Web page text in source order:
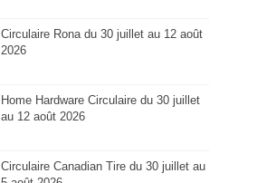
Circulaire Rona du 30 juillet au 12 août
2026
Home Hardware Circulaire du 30 juillet
au 12 août 2026
Circulaire Canadian Tire du 30 juillet au